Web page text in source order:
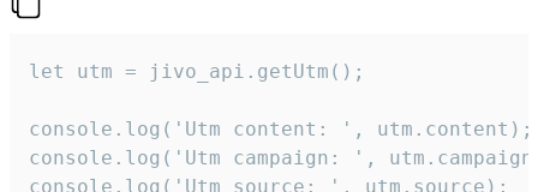
let utm = jivo_api.getUtm();
console.log('Utm content: ', utm.content);
console.log('Utm campaign: ',
console.log('Utm source: ', utm.source);